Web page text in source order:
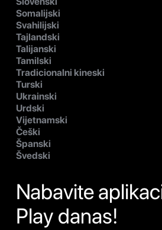
Somalijski
Svahilijski
Tajlandski
Talijanski
Tamilski
Tradicionalni kineski
Turski
Ukrainski
Urdski
Vijetnamski
Češki
Španski
Švedski
Nabavite
Play danas!